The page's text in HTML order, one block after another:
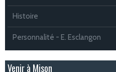
Histoire
Personnalité - E. Esclangon
Venir à Mison